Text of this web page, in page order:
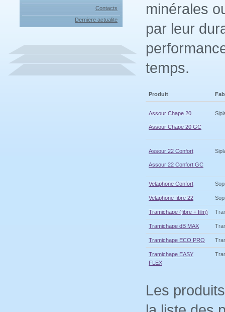
Contacts
Derniere actualite
minérales
par leur
temps.
Produit
Assour Chape 20
Assour Chape 20 GC
Assour 22 Confort
Assour 22 Confort GC
Velaphone Confort
Velaphone fibre 22
Tramichape (fibre + film)
Tramichape dB MAX
Tramichape ECO PRO
Tramichape EASY
FLEX
Les